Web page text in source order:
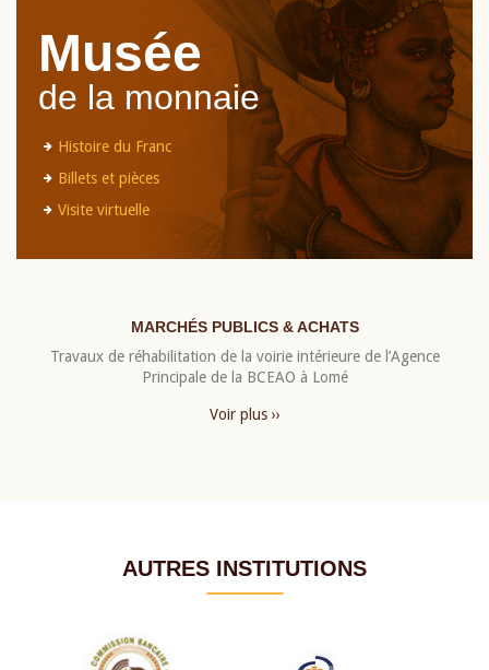
Musée
de la monnaie
Histoire du Franc
Billets et pièces
Visite virtuelle
MARCHÉS PUBLICS & ACHATS
Travaux de réhabilitation de la voirie intérieure de l’Agence
Principale de la BCEAO à Lomé
Voir plus ››
AUTRES INSTITUTIONS